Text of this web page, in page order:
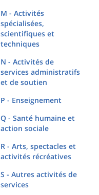
M - Activités
spécialisées,
scientifiques et
techniques
N - Activités de
services administratifs
et de soutien
P - Enseignement
Q - Santé humaine et
action sociale
R - Arts, spectacles et
activités récréatives
S - Autres activités de
services